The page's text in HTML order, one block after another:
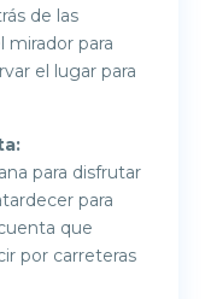
de las
mirador para
el lugar para
para disfrutar
para
que
por carreteras